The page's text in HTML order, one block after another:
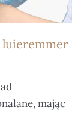
luieremmer
mając